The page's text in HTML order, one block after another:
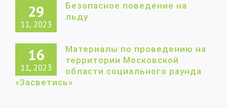
29
11, 2023
Безопасное поведение на
льду
16
11, 2023
Материалы по проведению на
территории Московской
области социального раунда
«Засветись»